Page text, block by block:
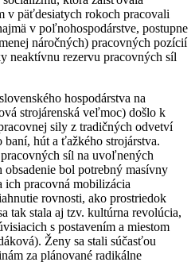
v päťdesiatych rokoch pracovali
v poľnohospodárstve, postupne
náročných) pracovných pozícií
neaktívnu rezervu pracovných síl
hospodárstva na
strojárenská veľmoc) došlo k
sily z tradičných odvetví
hút a ťažkého strojárstva.
síl na uvoľnených
obsadenie bol potrebný masívny
ich pracovná mobilizácia
rovnosti, ako prostriedok
tak stala aj tzv. kultúrna revolúcia,
s postavením a miestom
Ženy sa stali súčasťou
za plánované radikálne